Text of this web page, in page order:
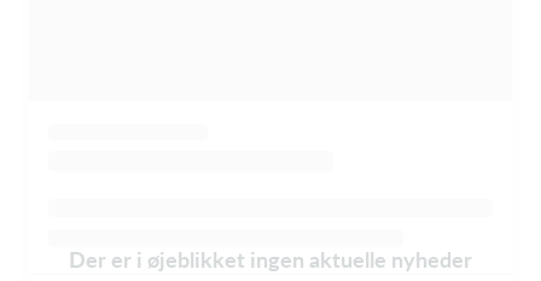
Der er i øjeblikket ingen aktuelle nyheder